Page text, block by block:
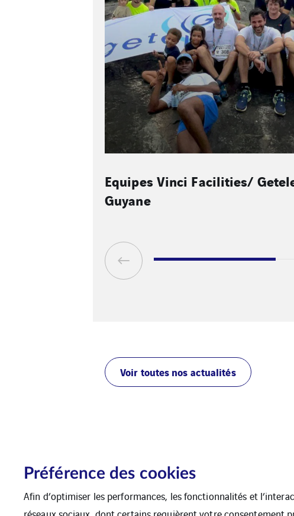
Equipes Getelec/ Citeos
Voir toutes nos actualités
Non classé
Préférence des cookies
Afin d’optimiser les performances, les fonctionnalités et